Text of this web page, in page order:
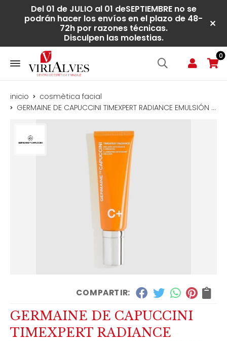
Del 01 de JULIO al 01 deSEPTIEMBRE no se
podrán hacer los envíos en el plazo de 48-
72h por razones técnicas.
Disculpen las molestias.
0
inicio
cosmètica facial
GERMAINE DE CAPUCCINI TIMEXPERT RADIANCE EMULSIÓN ANTIOXIDANTE ILUMINADORA 50ml
COMPARTIR:
GERMAINE DE CAPUCCINI
TIMEXPERT RADIANCE